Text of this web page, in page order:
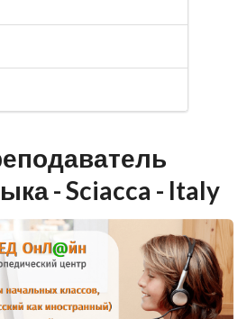
- Sciacca - Italy